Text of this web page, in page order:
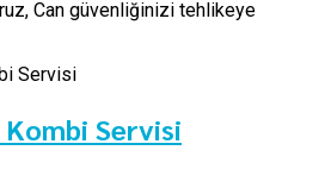
Can güvenliğinizi tehlikeye
Servisi